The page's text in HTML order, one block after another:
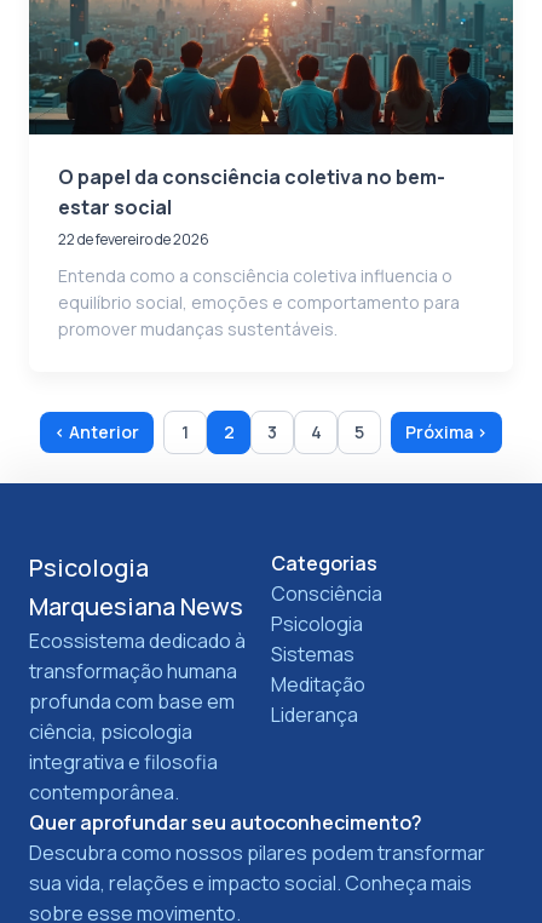
O papel da consciência coletiva no bem-
estar social
22 de fevereiro de 2026
Entenda como a consciência coletiva influencia o
equilíbrio social, emoções e comportamento para
promover mudanças sustentáveis.
‹ Anterior 1 2 3 4 5 Próxima ›
Psicologia
Marquesiana News
Ecossistema dedicado à
transformação humana
profunda com base em
ciência, psicologia
integrativa e filosofia
contemporânea.
Categorias
Consciência
Psicologia
Sistemas
Meditação
Liderança
Quer aprofundar seu autoconhecimento?
Descubra como nossos pilares podem transformar
sua vida, relações e impacto social. Conheça mais
sobre esse movimento.